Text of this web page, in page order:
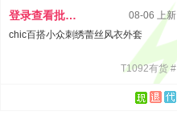
登录查看批发价
08-06 上新
chic百搭小众刺绣蕾丝风衣外套
T1092有货 #